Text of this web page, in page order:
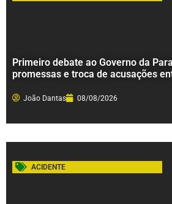
Primeiro debate ao Governo da
promessas e troca de acusações
João Dantas 08/08/2026
ACIDENTE